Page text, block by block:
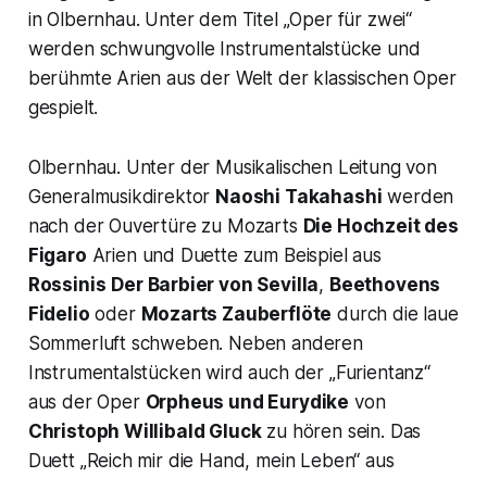
in Olbernhau. Unter dem Titel „Oper für zwei“
werden schwungvolle Instrumentalstücke und
berühmte Arien aus der Welt der klassischen Oper
gespielt.
Olbernhau. Unter der Musikalischen Leitung von
Generalmusikdirektor Naoshi Takahashi werden
nach der Ouvertüre zu Mozarts Die Hochzeit des
Figaro Arien und Duette zum Beispiel aus
Rossinis Der Barbier von Sevilla, Beethovens
Fidelio oder Mozarts Zauberflöte durch die laue
Sommerluft schweben. Neben anderen
Instrumentalstücken wird auch der „Furientanz“
aus der Oper Orpheus und Eurydike von
Christoph Willibald Gluckzu hören sein. Das
Duett„Reich mir die Hand, mein Leben“ aus